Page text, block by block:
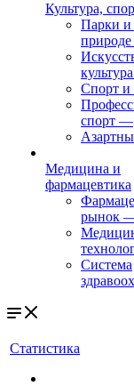
Культура,
Парки и
природе
культура
Спорт и
спорт —
Медицина и
фармацевтика
рынок
Система
Статистика